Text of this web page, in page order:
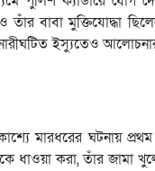
বাবা মুক্তিযোদ্ধা
ইস্যুতেও
মারধরের ঘটনায়
করা, তাঁর জামা